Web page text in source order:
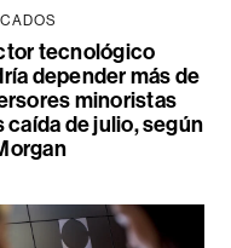
tecnológico
depender más de
minoristas
caída de julio, según